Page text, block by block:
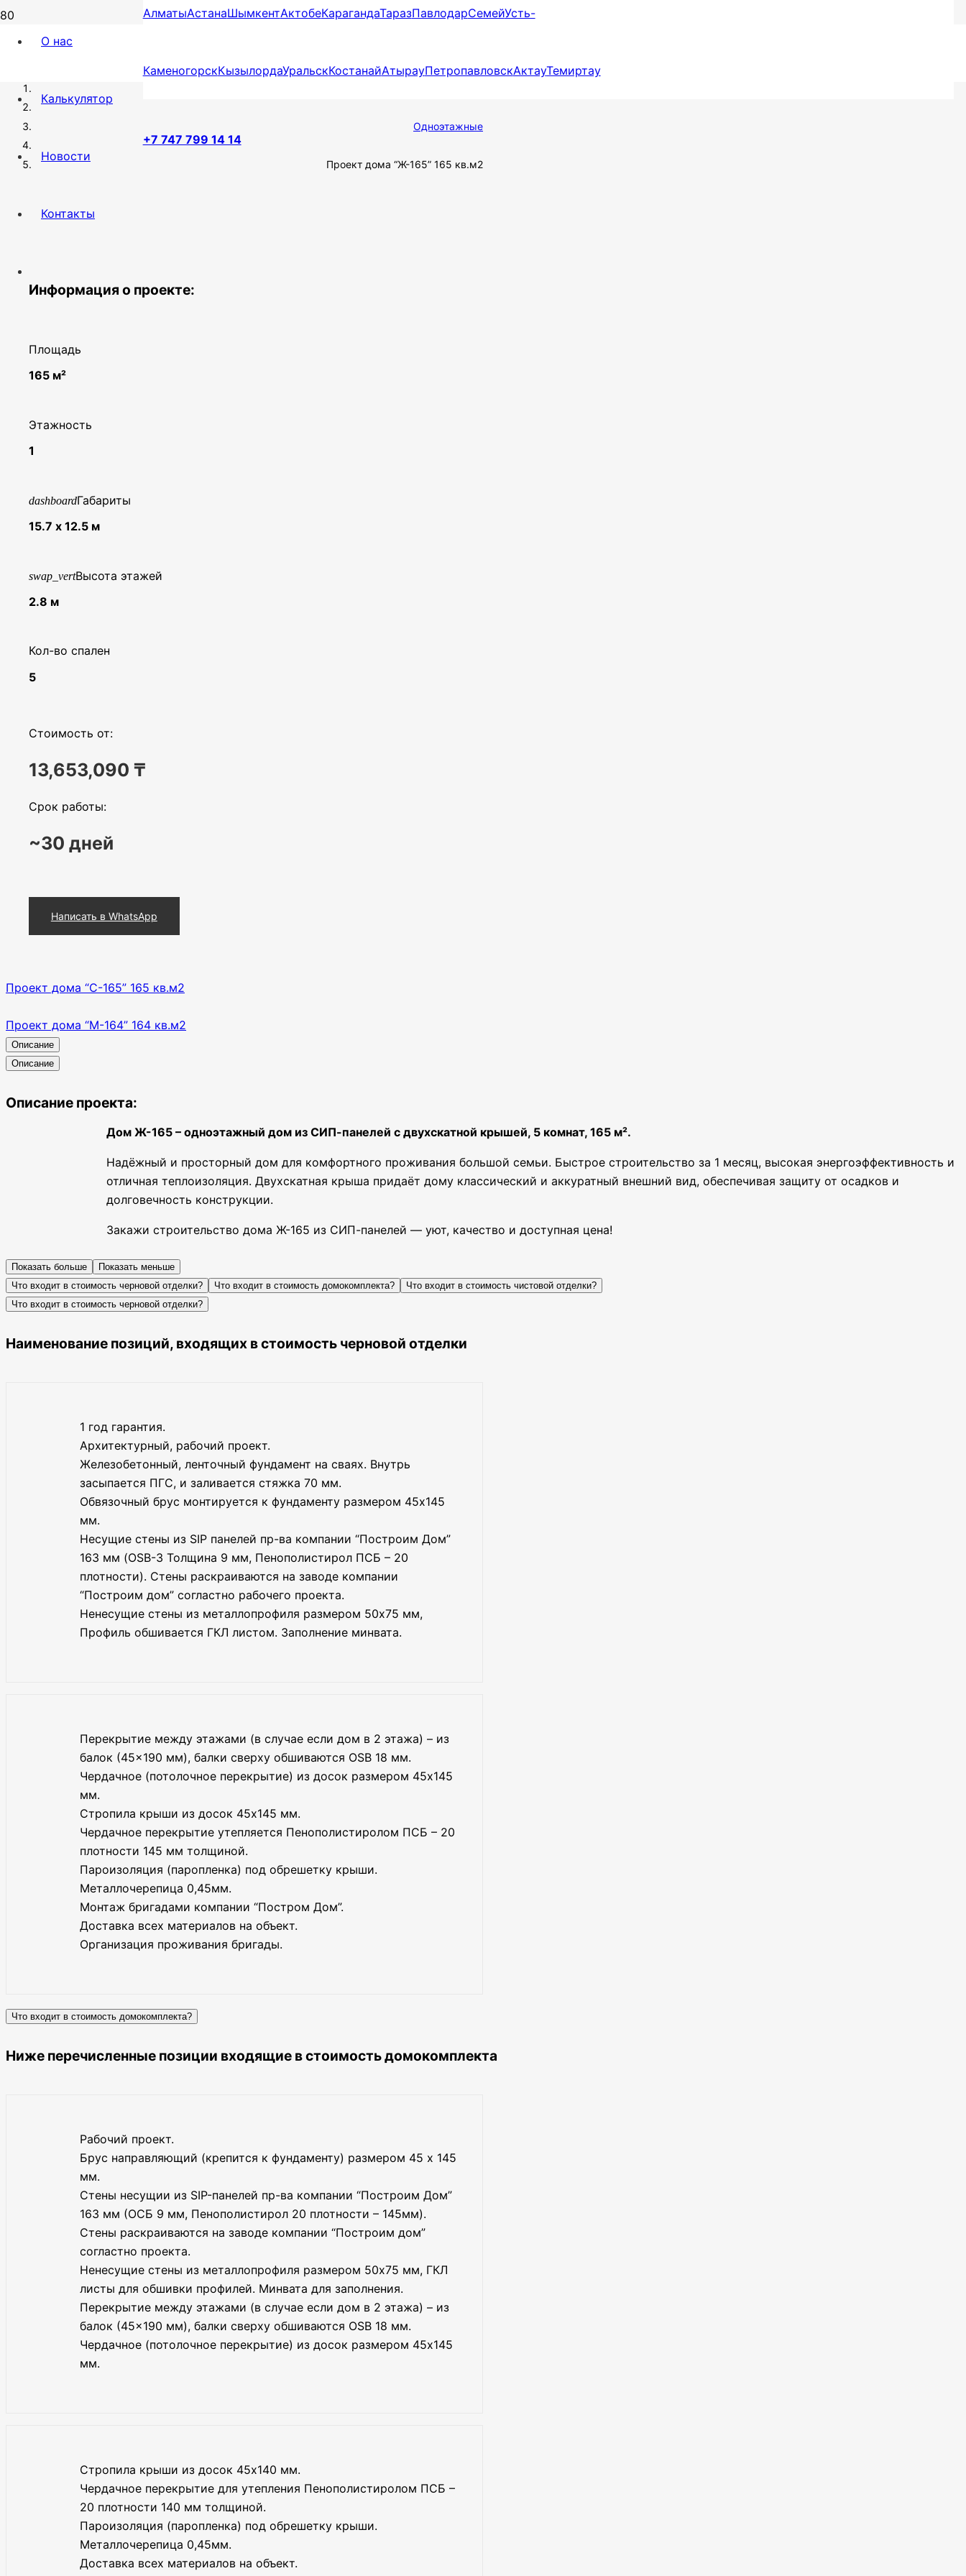
О нас
Калькулятор
Новости
Контакты
АлматыАстанаШымкентАктобеКарагандаТаразПавлодарСемейУсть-
КаменогорскКызылордаУральскКостанайАтырауПетропавловскАктауТемиртау
+7 747 799 14 14
Одноэтажные
Проект дома “Ж-165” 165 кв.м2
Информация о проекте:
Площадь
165 м²
Этажность
1
dashboardГабариты
15.7 х 12.5 м
swap_vertВысота этажей
2.8 м
Кол-во спален
5
Стоимость от:
13,653,090 ₸
Срок работы:
~30 дней
Написать в WhatsApp
Проект дома “С-165” 165 кв.м2
Проект дома “М-164” 164 кв.м2
Описание
Описание
Описание проекта:
Дом Ж-165 – одноэтажный дом из СИП-панелей с двухскатной крышей, 5 комнат, 165 м².
Надёжный и просторный дом для комфортного проживания большой семьи. Быстрое строительство за 1 месяц, высокая энергоэффективность и
отличная теплоизоляция. Двухскатная крыша придаёт дому классический и аккуратный внешний вид, обеспечивая защиту от осадков и
долговечность конструкции.
Закажи строительство дома Ж-165 из СИП-панелей — уют, качество и доступная цена!
Показать больше
Показать меньше
Что входит в стоимость черновой отделки?
Что входит в стоимость домокомплекта?
Что входит в стоимость чистовой отделки?
Что входит в стоимость черновой отделки?
Наименование позиций, входящих в стоимость черновой отделки
1 год гарантия.
Архитектурный, рабочий проект.
Железобетонный, ленточный фундамент на сваях. Внутрь
засыпается ПГС, и заливается стяжка 70 мм.
Обвязочный брус монтируется к фундаменту размером 45х145
мм.
Несущие стены из SIP панелей пр-ва компании “Построим Дом”
163 мм (OSB-3 Толщина 9 мм, Пенополистирол ПСБ – 20
плотности). Стены раскраиваются на заводе компании
“Построим дом” согластно рабочего проекта.
Ненесущие стены из металлопрофиля размером 50х75 мм,
Профиль обшивается ГКЛ листом. Заполнение минвата.
Перекрытие между этажами (в случае если дом в 2 этажа) – из
балок (45×190 мм), балки сверху обшиваются OSB 18 мм.
Чердачное (потолочное перекрытие) из досок размером 45х145
мм.
Стропила крыши из досок 45х145 мм.
Чердачное перекрытие утепляется Пенополистиролом ПСБ – 20
плотности 145 мм толщиной.
Пароизоляция (паропленка) под обрешетку крыши.
Металлочерепица 0,45мм.
Монтаж бригадами компании “Постром Дом”.
Доставка всех материалов на объект.
Организация проживания бригады.
Что входит в стоимость домокомплекта?
Ниже перечисленные позиции входящие в стоимость домокомплекта
Рабочий проект.
Брус направляющий (крепится к фундаменту) размером 45 х 145
мм.
Стены несущии из SIP-панелей пр-ва компании “Построим Дом”
163 мм (ОСБ 9 мм, Пенополистирол 20 плотности – 145мм).
Стены раскраиваются на заводе компании “Построим дом”
согластно проекта.
Ненесущие стены из металлопрофиля размером 50х75 мм, ГКЛ
листы для обшивки профилей. Минвата для заполнения.
Перекрытие между этажами (в случае если дом в 2 этажа) – из
балок (45×190 мм), балки сверху обшиваются OSB 18 мм.
Чердачное (потолочное перекрытие) из досок размером 45х145
мм.
Стропила крыши из досок 45х140 мм.
Чердачное перекрытие для утепления Пенополистиролом ПСБ –
20 плотности 140 мм толщиной.
Пароизоляция (паропленка) под обрешетку крыши.
Металлочерепица 0,45мм.
Доставка всех материалов на объект.